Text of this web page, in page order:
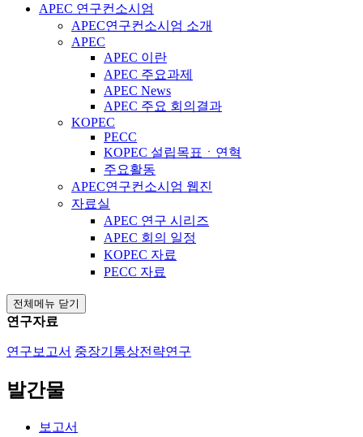
APEC 연구컨소시엄
APEC연구컨소시엄 소개
APEC
APEC 이란
APEC 주요과제
APEC News
APEC 주요 회의결과
KOPEC
PECC
KOPEC 설립목표ㆍ연혁
주요활동
APEC연구컨소시엄 웹진
자료실
APEC 연구 시리즈
APEC 회의 일정
KOPEC 자료
PECC 자료
전체메뉴 닫기
연구자료
연구보고서 중장기통상전략연구
발간물
보고서